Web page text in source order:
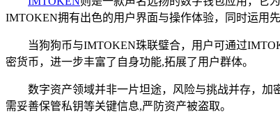
IMTOKEN拥有出色的用户界面与操作体验，同时运用
当狗狗币与IMTOKEN珠联璧合，用户可通过
密货币，进一步丰富了自身功能,拓展了用户群体。
数字资产领域并非一片坦途，风险与挑战并存，
需妥善保管私钥等关键信息,严防资产被盗取。